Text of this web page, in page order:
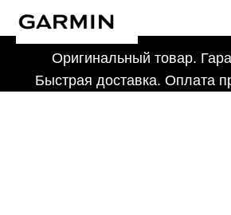
Оригинальный товар. Гарантия 1 год.
Быстрая доставка. Оплата при получении.